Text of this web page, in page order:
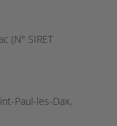
(N° SIRET
Paul-les-Dax,